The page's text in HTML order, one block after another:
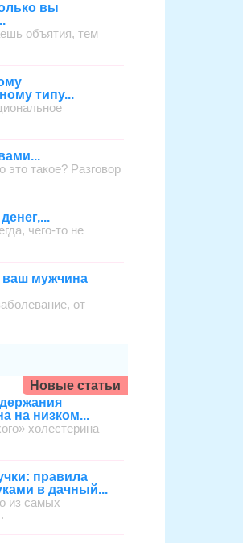
вы
объятия, тем
типу...
это такое? Разговор
чего-то не
ваш мужчина
от
Новые статьи
на низком...
холестерина
правила
в дачный...
из самых